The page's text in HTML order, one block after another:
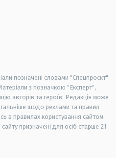
позначені словами "Спецпроєкт"
з позначкою "Експерт",
авторів та героїв. Редакція може
щодо реклами та правил
в правилах користування сайтом.
призначені для осіб старше 21